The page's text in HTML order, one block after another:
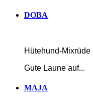
DOBA
Hütehund-Mixrüde
Gute Laune auf...
MAJA